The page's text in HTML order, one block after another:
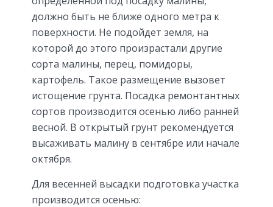
должно быть не ближе одного метра к
поверхности. Не подойдет земля, на
которой до этого произрастали другие
сорта малины, перец, помидоры,
картофель. Такое размещение вызовет
истощение грунта. Посадка ремонтантных
сортов производится осенью либо ранней
весной. В открытый грунт рекомендуется
высаживать малину в сентябре или начале
октября.
Для весенней высадки подготовка участка
производится осенью: